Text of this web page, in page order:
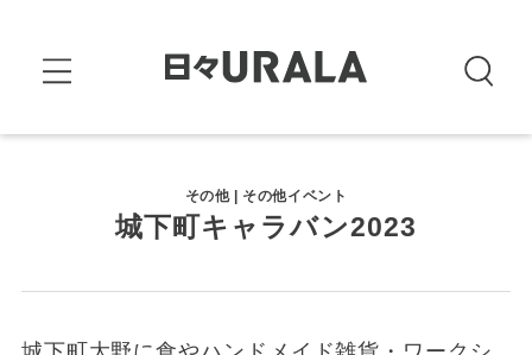
その他 | その他イベント
城下町キャラバン2023